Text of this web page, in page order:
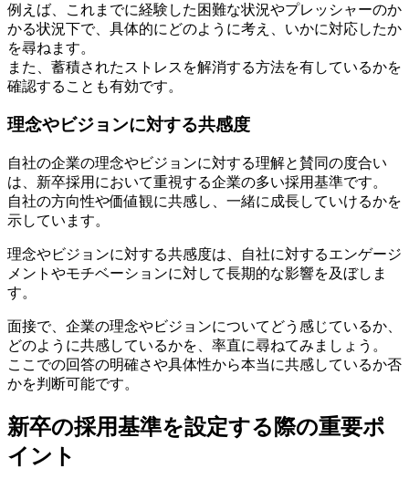
例えば、これまでに経験した困難な状況やプレッシャーのか
かる状況下で、具体的にどのように考え、いかに対応したか
を尋ねます。
また、蓄積されたストレスを解消する方法を有しているかを
確認することも有効です。
理念やビジョンに対する共感度
自社の企業の理念やビジョンに対する理解と賛同の度合い
は、新卒採用において重視する企業の多い採用基準です。
自社の方向性や価値観に共感し、一緒に成長していけるかを
示しています。
理念やビジョンに対する共感度は、自社に対するエンゲージ
メントやモチベーションに対して長期的な影響を及ぼしま
す。
面接で、企業の理念やビジョンについてどう感じているか、
どのように共感しているかを、率直に尋ねてみましょう。
ここでの回答の明確さや具体性から本当に共感しているか否
かを判断可能です。
新卒の採用基準を設定する際の重要ポ
イント